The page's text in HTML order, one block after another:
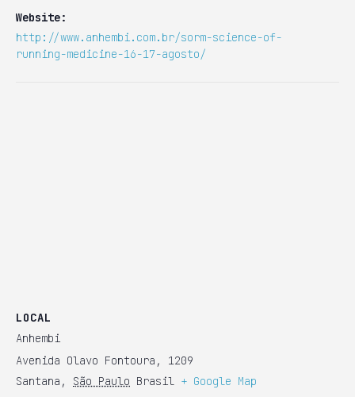
Website:
http://www.anhembi.com.br/sorm-science-of-
running-medicine-16-17-agosto/
LOCAL
Anhembi
Avenida Olavo Fontoura, 1209
Santana , São Paulo Brasil + Google Map